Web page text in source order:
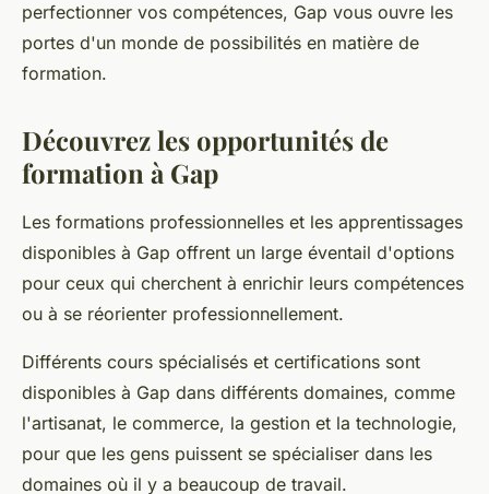
perfectionner vos compétences, Gap vous ouvre les
portes d'un monde de possibilités en matière de
formation.
Découvrez les opportunités de
formation à Gap
Les formations professionnelles et les apprentissages
disponibles à Gap offrent un large éventail d'options
pour ceux qui cherchent à enrichir leurs compétences
ou à se réorienter professionnellement.
Différents cours spécialisés et certifications sont
disponibles à Gap dans différents domaines, comme
l'artisanat, le commerce, la gestion et la technologie,
pour que les gens puissent se spécialiser dans les
domaines où il y a beaucoup de travail.